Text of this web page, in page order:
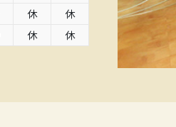
休
休
休 休